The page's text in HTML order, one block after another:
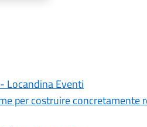
Locandina Eventi
per costruire concretamente